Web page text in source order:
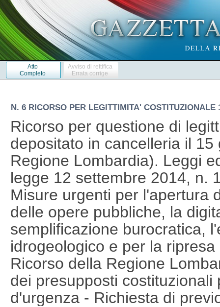
Atto
Completo
Avviso di rettifica
Errata corrige
N. 6 RICORSO PER LEGITTIMITA' COSTITUZIONALE
Ricorso per questione di
depositato in cancelleria il
Regione Lombardia). Leggi
legge 12 settembre 2014, n.
Misure urgenti per l'apertura
delle opere pubbliche, la
semplificazione burocratica,
idrogeologico e per la
Ricorso della Regione
dei presupposti costituzionali
d'urgenza - Richiesta di